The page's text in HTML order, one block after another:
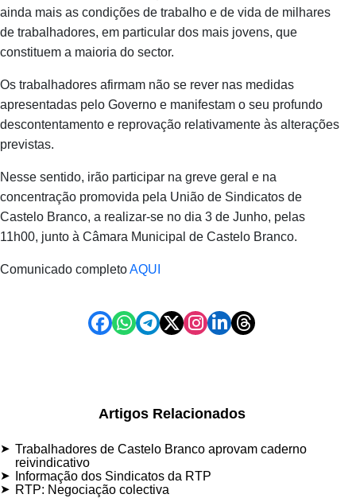
ainda mais as condições de trabalho e de vida de milhares
de trabalhadores, em particular dos mais jovens, que
constituem a maioria do sector.
Os trabalhadores afirmam não se rever nas medidas
apresentadas pelo Governo e manifestam o seu profundo
descontentamento e reprovação relativamente às alterações
previstas.
Nesse sentido, irão participar na greve geral e na
concentração promovida pela União de Sindicatos de
Castelo Branco, a realizar-se no dia 3 de Junho, pelas
11h00, junto à Câmara Municipal de Castelo Branco.
Comunicado completoAQUI
Artigos Relacionados
Trabalhadores de Castelo Branco aprovam caderno
reivindicativo
Informação dos Sindicatos da RTP
RTP: Negociação colectiva